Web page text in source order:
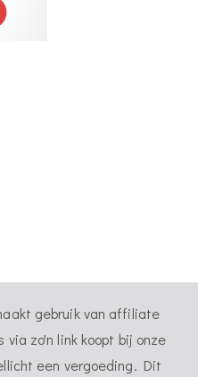
gebruik van affiliate
zo'n link koopt bij onze
een vergoeding. Dit